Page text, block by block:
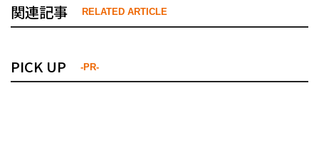
関連記事 RELATED ARTICLE
PICK UP -PR-